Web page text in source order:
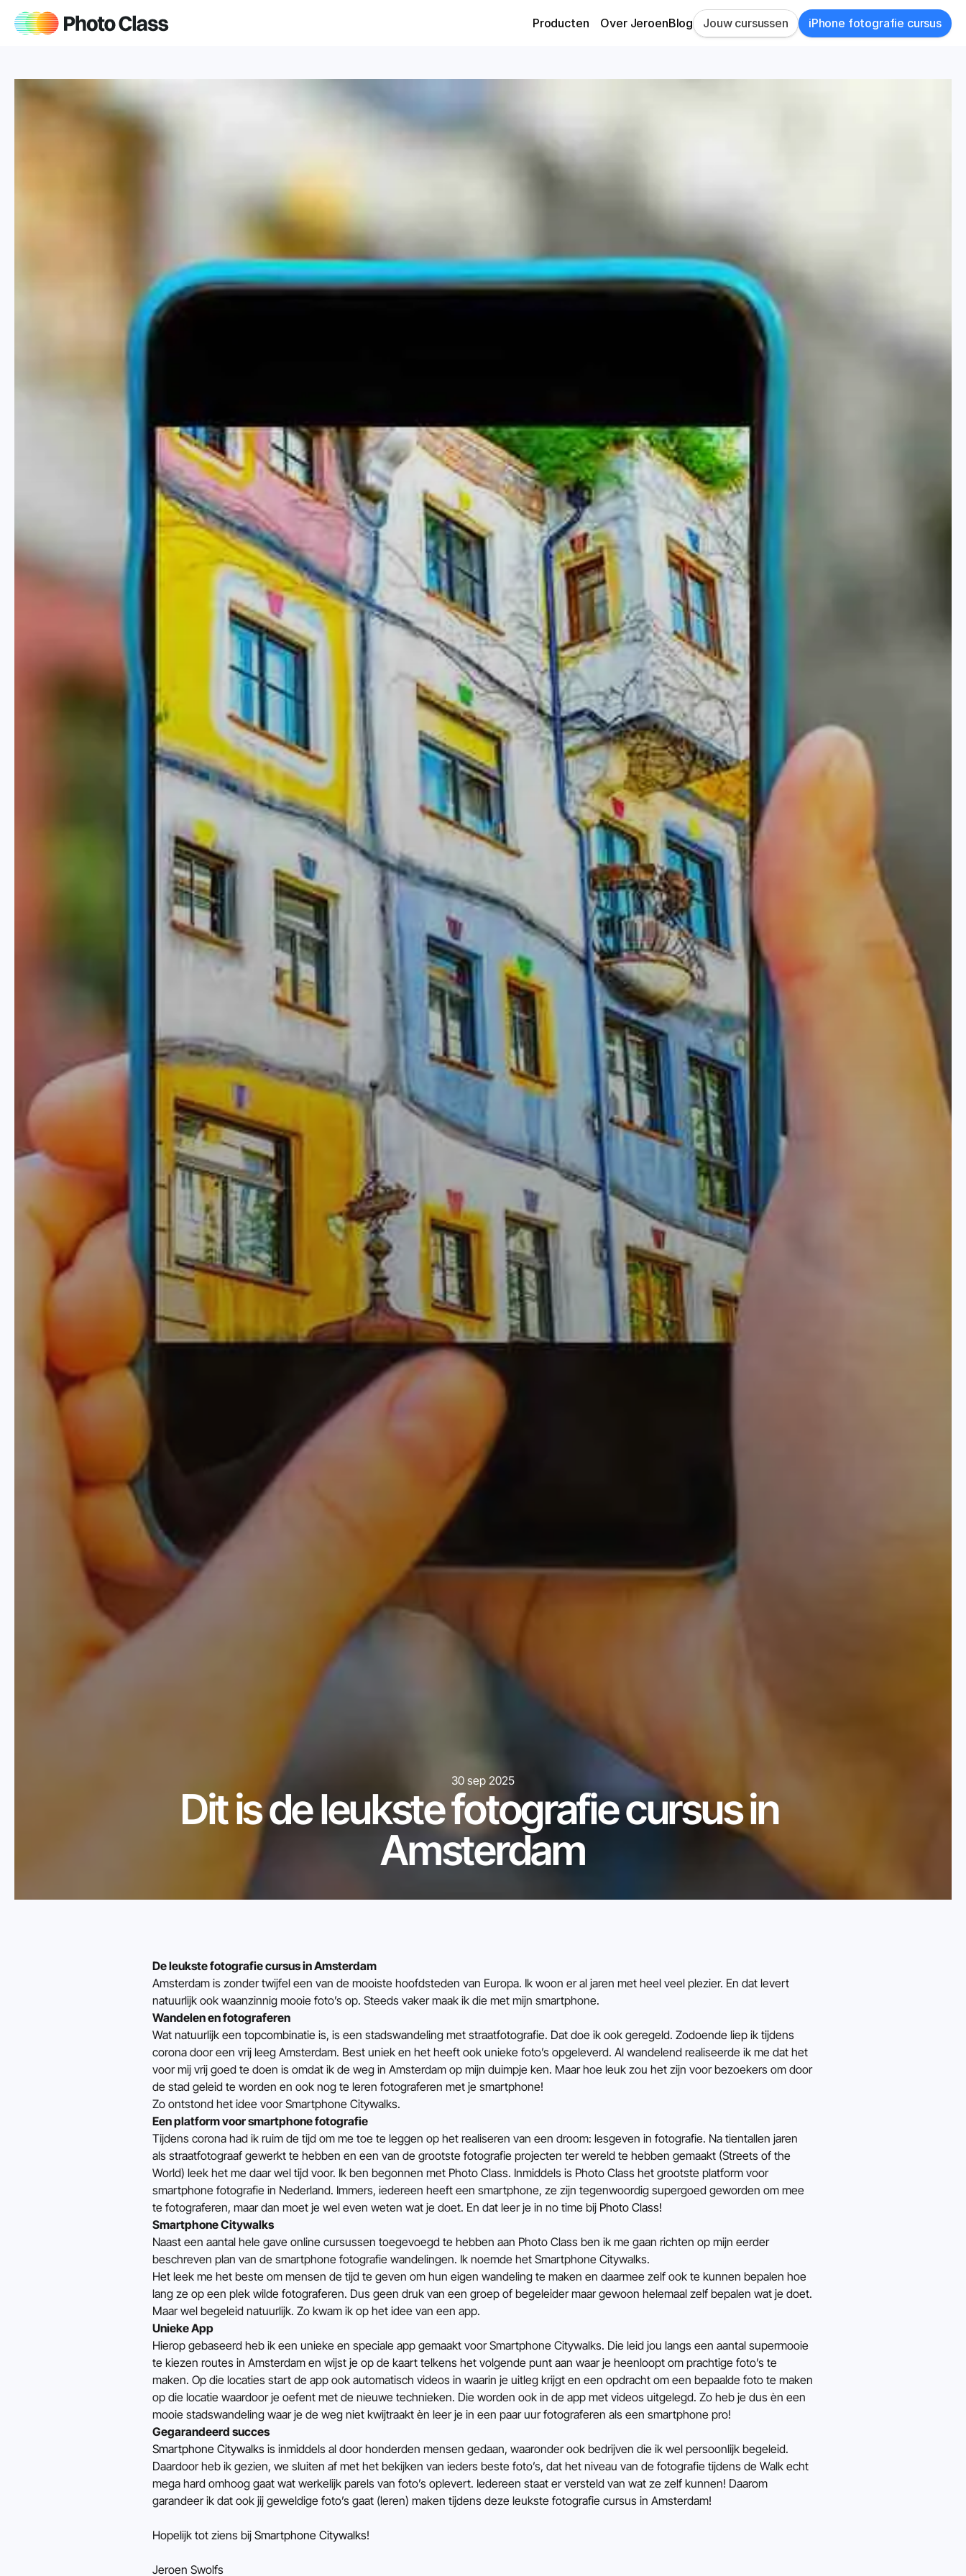
30 sep 2025
Dit is de leukste fotografie cursus in
Amsterdam
De leukste fotografie cursus in Amsterdam
Amsterdam is zonder twijfel een van de mooiste hoofdsteden van Europa. Ik woon er al jaren met heel veel plezier. En dat levert
natuurlijk ook waanzinnig mooie foto’s op. Steeds vaker maak ik die met mijn smartphone.
Wandelen en fotograferen
Wat natuurlijk een topcombinatie is, is een stadswandeling met straatfotografie. Dat doe ik ook geregeld. Zodoende liep ik tijdens
corona door een vrij leeg Amsterdam. Best uniek en het heeft ook unieke foto’s opgeleverd. Al wandelend realiseerde ik me dat het
voor mij vrij goed te doen is omdat ik de weg in Amsterdam op mijn duimpje ken. Maar hoe leuk zou het zijn voor bezoekers om door
de stad geleid te worden en ook nog te leren fotograferen met je smartphone!
Zo ontstond het idee voor Smartphone Citywalks.
Een platform voor smartphone fotografie
Tijdens corona had ik ruim de tijd om me toe te leggen op het realiseren van een droom: lesgeven in fotografie. Na tientallen jaren
als straatfotograaf gewerkt te hebben en een van de grootste fotografie projecten ter wereld te hebben gemaakt (Streets of the
World) leek het me daar wel tijd voor. Ik ben begonnen met Photo Class. Inmiddels is Photo Class het grootste platform voor
smartphone fotografie in Nederland. Immers, iedereen heeft een smartphone, ze zijn tegenwoordig supergoed geworden om mee
te fotograferen, maar dan moet je wel even weten wat je doet. En dat leer je in no time bij Photo Class!
Smartphone Citywalks
Naast een aantal hele gave online cursussen toegevoegd te hebben aan Photo Class ben ik me gaan richten op mijn eerder
beschreven plan van de smartphone fotografie wandelingen. Ik noemde het Smartphone Citywalks.
Het leek me het beste om mensen de tijd te geven om hun eigen wandeling te maken en daarmee zelf ook te kunnen bepalen hoe
lang ze op een plek wilde fotograferen. Dus geen druk van een groep of begeleider maar gewoon helemaal zelf bepalen wat je doet.
Maar wel begeleid natuurlijk. Zo kwam ik op het idee van een app.
Unieke App
Hierop gebaseerd heb ik een unieke en speciale app gemaakt voor Smartphone Citywalks. Die leid jou langs een aantal supermooie
te kiezen routes in Amsterdam en wijst je op de kaart telkens het volgende punt aan waar je heenloopt om prachtige foto’s te
maken. Op die locaties start de app ook automatisch videos in waarin je uitleg krijgt en een opdracht om een bepaalde foto te maken
op die locatie waardoor je oefent met de nieuwe technieken. Die worden ook in de app met videos uitgelegd. Zo heb je dus èn een
mooie stadswandeling waar je de weg niet kwijtraakt èn leer je in een paar uur fotograferen als een smartphone pro!
Gegarandeerd succes
Smartphone Citywalks is inmiddels al door honderden mensen gedaan, waaronder ook bedrijven die ik wel persoonlijk begeleid.
Daardoor heb ik gezien, we sluiten af met het bekijken van ieders beste foto’s, dat het niveau van de fotografie tijdens de Walk echt
mega hard omhoog gaat wat werkelijk parels van foto’s oplevert. Iedereen staat er versteld van wat ze zelf kunnen! Daarom
garandeer ik dat ook jij geweldige foto’s gaat (leren) maken tijdens deze leukste fotografie cursus in Amsterdam!
Hopelijk tot ziens bij Smartphone Citywalks!
Jeroen Swolfs
Producten Over JeroenBlog Jouw cursussen iPhone fotografie cursus